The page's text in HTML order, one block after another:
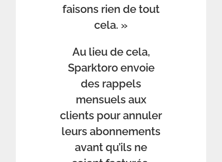
faisons rien de tout
cela. »
Au lieu de cela,
Sparktoro envoie
des rappels
mensuels aux
clients pour annuler
leurs abonnements
avant qu’ils ne